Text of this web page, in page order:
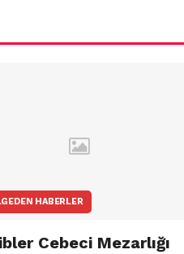
HABERLER
Cebeci Mezarlığı